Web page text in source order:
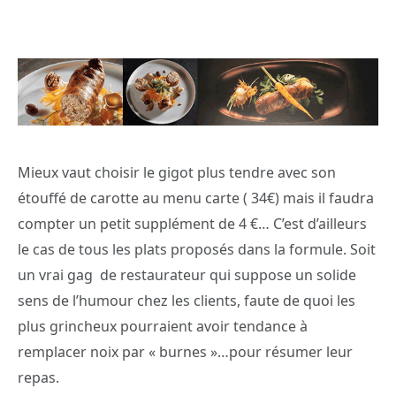
Mieux vaut choisir le gigot plus tendre avec son
étouffé de carotte au menu carte ( 34€) mais il faudra
compter un petit supplément de 4 €… C’est d’ailleurs
le cas de tous les plats proposés dans la formule. Soit
un vrai gag de restaurateur qui suppose un solide
sens de l’humour chez les clients, faute de quoi les
plus grincheux pourraient avoir tendance à
remplacer noix par « burnes »…pour résumer leur
repas.